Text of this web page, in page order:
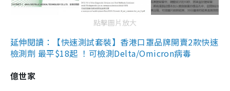
點擊圖片放大
延伸閱讀：【快速測試套裝】香港口罩品牌開賣2款快速
檢測劑 最平$18起 ！可檢測Delta/Omicron病毒
億世家